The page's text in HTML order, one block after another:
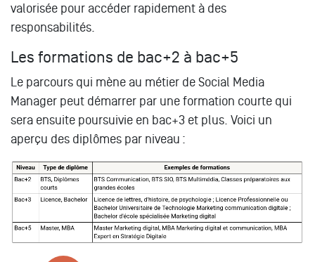
valorisée pour accéder rapidement à des
responsabilités.
Les formations de bac+2 à bac+5
Le parcours qui mène au métier de Social Media
Manager peut démarrer par une formation courte qui
sera ensuite poursuivie en bac+3 et plus. Voici un
aperçu des diplômes par niveau :